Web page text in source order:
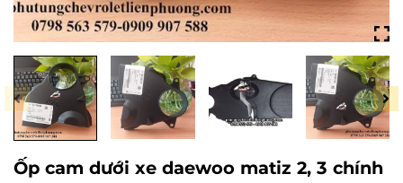
Ốp cam dưới xe daewoo matiz 2, 3 chính